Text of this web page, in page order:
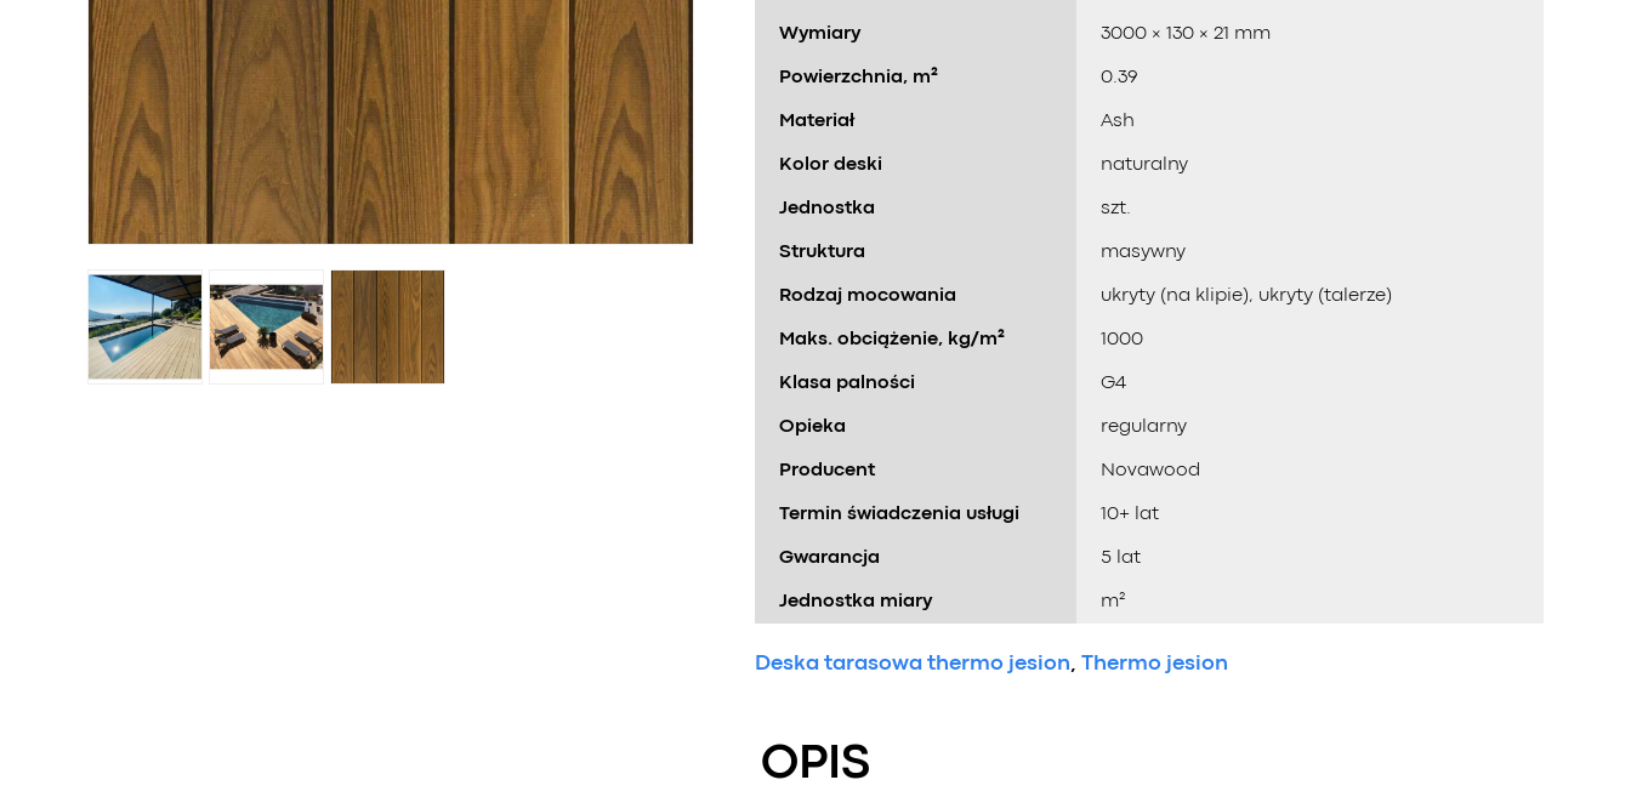
Wymiary 3000 × 130 × 21 mm
Powierzchnia, m² 0.39
Materiał Ash
Kolor deski naturalny
Jednostka szt.
Struktura masywny
Rodzaj mocowania ukryty (na klipie), ukryty (talerze)
Maks. obciążenie, kg/m² 1000
Klasa palności G4
Opieka regularny
Producent Novawood
Termin świadczenia usługi 10+ lat
Gwarancja 5 lat
Jednostka miary m²
Deska tarasowa thermo jesion, Thermo jesion
OPIS